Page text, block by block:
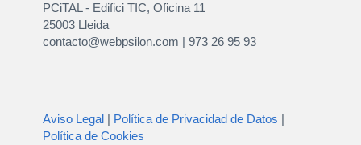
PCiTAL - Edifici TIC, Oficina 11
25003 Lleida
contacto@webpsilon.com | 973 26 95 93
Aviso Legal| Política de Privacidad de Datos |
Política de Cookies